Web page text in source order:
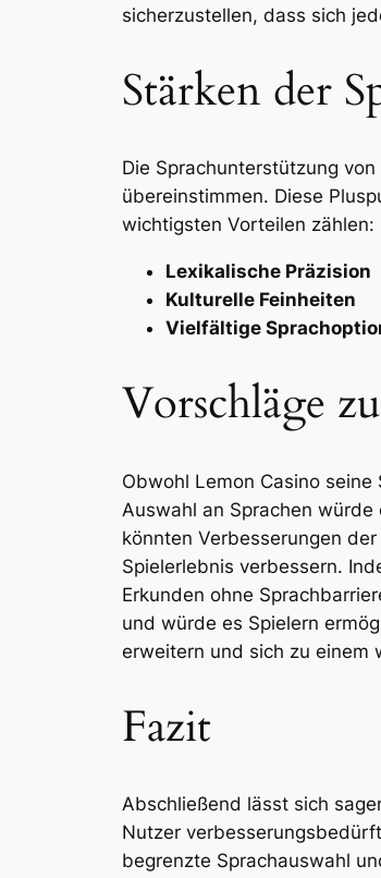
sicherzustellen, dass sich
Stärken der
Die Sprachunterstützung
übereinstimmen. Diese
wichtigsten Vorteilen zählen:
Lexikalische Präzision
Kulturelle Feinheiten
Vielfältige
Vorschläge
Obwohl Lemon Casino
Auswahl an Sprachen
könnten Verbesserungen
Spielerlebnis verbessern.
Erkunden ohne
und würde es Spielern
erweitern und sich zu einem
Fazit
Abschließend lässt sich
Nutzer
begrenzte Sprachauswahl